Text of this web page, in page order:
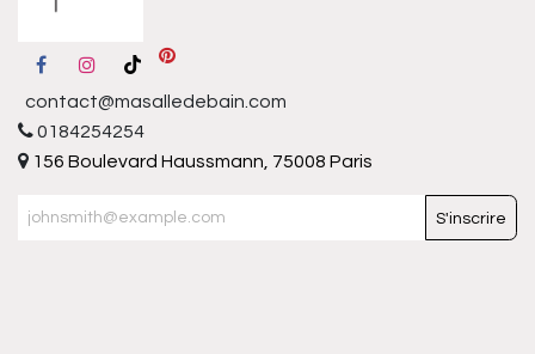
contact@masalledebain.com
0184254254
156 Boulevard Haussmann, 75008 Paris
S'inscrire